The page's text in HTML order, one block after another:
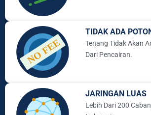
TIDAK ADA
Tenang Tidak Akan
Dari Pencairan.
JARINGAN LUAS
Lebih Dari 200